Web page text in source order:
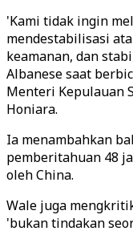
'Kami tidak ingin
mendestabilisasi
keamanan, dan
Albanese saat
Menteri Kepulauan
Honiara.
Ia menambahkan
pemberitahuan 48
oleh China.
Wale juga
'bukan tindakan